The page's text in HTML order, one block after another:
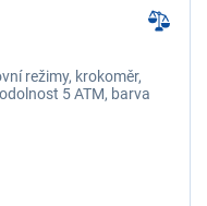
režimy, krokoměr,
5 ATM, barva